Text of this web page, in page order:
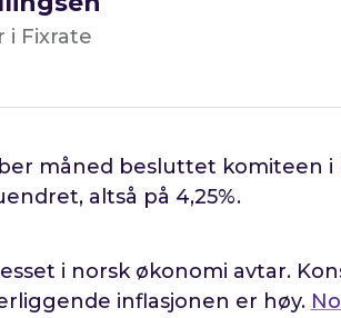
i Fixrate
måned besluttet komiteen i
altså på 4,25%.
i norsk økonomi avtar.
inflasjonen er høy.